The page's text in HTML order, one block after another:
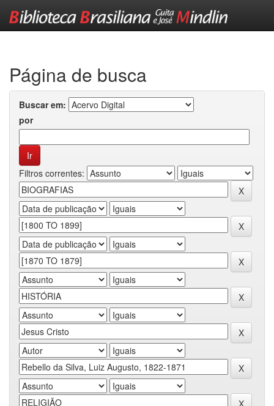
Página de busca
Buscar em:
por
Filtros correntes: